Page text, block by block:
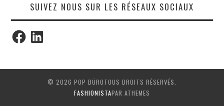
SUIVEZ NOUS SUR LES RÉSEAUX SOCIAUX
FacebookLinkedIn
© 2026 POP BÜROTOUS DROITS RÉSERVÉS.
FASHIONISTAPAR ATHEMES